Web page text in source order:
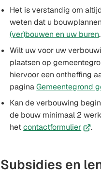
Het is verstandig om
weten dat u
(ver)bouwen en uw buren.
Wilt uw voor uw
plaatsen op
hiervoor een ontheffing
paginaGemeentegrond
Kan de verbouwing
de bouw minimaal 2
hetcontactformulier .
Subsidies en